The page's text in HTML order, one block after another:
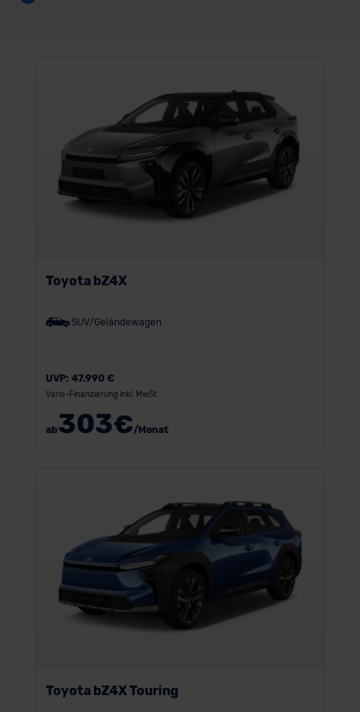
Toyota bZ4X
SUV/Geländewagen
UVP: 47.990 €
Vario-Finanzierung inkl. MwSt.
ab303€/Monat
Toyota bZ4X Touring